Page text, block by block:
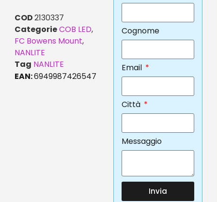
COD2130337
CategorieCOB LED,
FC Bowens Mount,
NANLITE
Tag NANLITE
EAN:6949987426547
Cognome
Email
Città
Messaggio
Invia